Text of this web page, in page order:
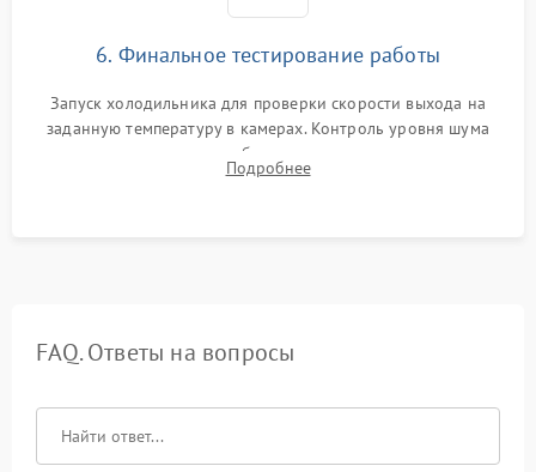
6. Финальное тестирование работы
Запуск холодильника для проверки скорости выхода на
заданную температуру в камерах. Контроль уровня шума
компрессора, отсутствия обмерзания стенок и корректного
срабатывания системы автоматической оттайки.
Подробнее
FAQ. Ответы на вопросы